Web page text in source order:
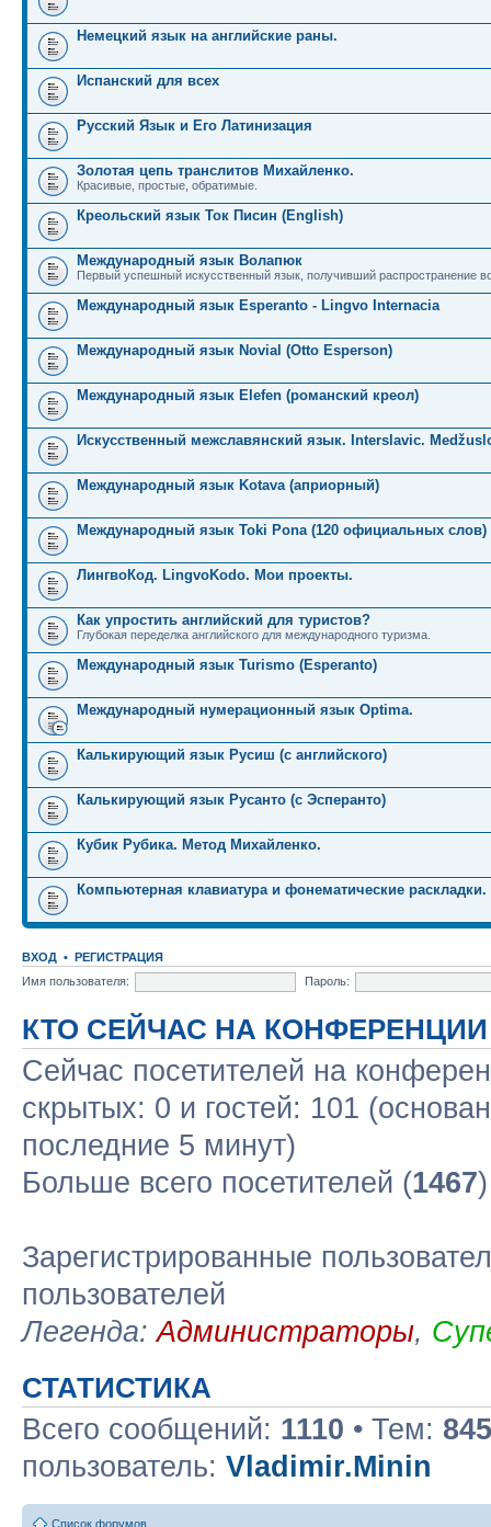
Немецкий язык на английские раны.
Испанский для всех
Русский Язык и Его Латинизация
Золотая цепь транслитов Михайленко.
Красивые, простые, обратимые.
Креольский язык Ток Писин (English)
Международный язык Волапюк
Первый успешный искусственный язык, получивший распространение
Международный язык Esperanto - Lingvo Internacia
Международный язык Novial (Otto Esperson)
Международный язык Elefen (романский креол)
Искусственный межславянский язык. Interslavic.
Международный язык Kotava (априорный)
Международный язык Toki Pona (120 официальных слов)
ЛингвоКод. LingvoKodo. Мои проекты.
Как упростить английский для туристов?
Глубокая переделка английского для международного туризма.
Международный язык Turismo (Esperanto)
Международный нумерационный язык Optima.
Калькирующий язык Русиш (с английского)
Калькирующий язык Русанто (с Эсперанто)
Кубик Рубика. Метод Михайленко.
Компьютерная клавиатура и фонематические раскладки.
ВХОД • РЕГИСТРАЦИЯ
Имя пользователя:
Пароль:
КТО СЕЙЧАС НА КОНФЕРЕНЦИИ
Сейчас посетителей на
скрытых: 0 и гостей: 101
последние 5 минут)
Больше всего посетителей (1467
Зарегистрированные
пользователей
Легенда:Администраторы,
СТАТИСТИКА
Всего сообщений: 1110 • Тем: 845
пользователь: Vladimir.Minin
Список форумов